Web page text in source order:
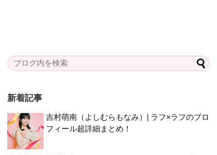
新着記事
吉村萌南（よしむらもなみ）| ラフ×ラフのプロ
フィール超詳細まとめ！